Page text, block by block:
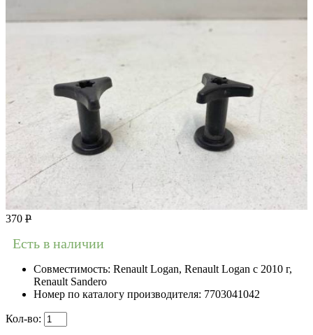
370 Р
Есть в наличии
Совместимость: Renault Logan, Renault Logan c 2010 г,
Renault Sandero
Номер по каталогу производителя: 7703041042
Кол-во: